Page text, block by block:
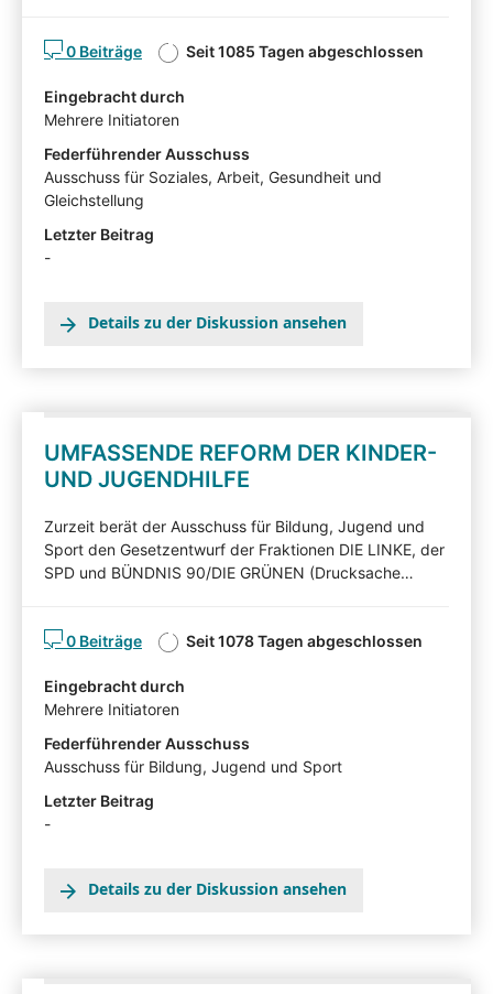
mit! Mit Ihren Beiträgen, Ihren Erläuterungen oder Ihrer
Ausschusses für Soziales, Arbeit, Gesundheit und
Gleichstellung nehmen und auf Ihnen wichtige
Gesichtspunkte hinweisen. Die von Sachverständigen,
Interessensvertretern und anderen Auskunftspersonen
im Rahmen eines Anhörungsverfahrens eingereichten
Stellungnahmen können mit Zustimmung der
Angehörten in der Beteiligtentransparenzdokumentation
eingesehen werden: hier
0 Beiträge Seit 1085 Tagen abgeschlossen
Eingebracht durch
Mehrere Initiatoren
Federführender Ausschuss
Ausschuss für Soziales, Arbeit, Gesundheit und
Gleichstellung
Letzter Beitrag
-
Details zu der Diskussion ansehen
UMFASSENDE REFORM DER KINDER-
UND JUGENDHILFE
Zurzeit berät der Ausschuss für Bildung, Jugend und
Sport den Gesetzentwurf der Fraktionen DIE LINKE, der
SPD und BÜNDNIS 90/DIE GRÜNEN (Drucksache
Ihren Erläuterungen oder Ihrer Kritik können Sie Einfluss
Sport nehmen und auf Ihnen wichtige Gesichtspunkte
hinweisen. Die von Sachverständigen,
Interessensvertretern und anderen Auskunftspersonen
im Rahmen eines Anhörungsverfahrens eingereichten
Stellungnahmen können mit Zustimmung der
Angehörten in der Beteiligtentransparenzdokumentation
eingesehen werden: hier
0 Beiträge Seit 1078 Tagen abgeschlossen
Eingebracht durch
Mehrere Initiatoren
Federführender Ausschuss
Ausschuss für Bildung, Jugend und Sport
Letzter Beitrag
-
Details zu der Diskussion ansehen